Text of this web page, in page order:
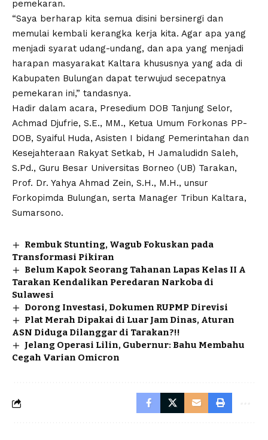
pemekaran.
“Saya berharap kita semua disini bersinergi dan
memulai kembali kerangka kerja kita. Agar apa yang
menjadi syarat udang-undang, dan apa yang menjadi
harapan masyarakat Kaltara khususnya yang ada di
Kabupaten Bulungan dapat terwujud secepatnya
pemekaran ini,” tandasnya.
Hadir dalam acara, Presedium DOB Tanjung Selor,
Achmad Djufrie, S.E., MM., Ketua Umum Forkonas PP-
DOB, Syaiful Huda, Asisten I bidang Pemerintahan dan
Kesejahteraan Rakyat Setkab, H Jamaludidn Saleh,
S.Pd., Guru Besar Universitas Borneo (UB) Tarakan,
Prof. Dr. Yahya Ahmad Zein, S.H., M.H., unsur
Forkopimda Bulungan, serta Manager Tribun Kaltara,
Sumarsono.
Rembuk Stunting, Wagub Fokuskan pada
Transformasi Pikiran
Belum Kapok Seorang Tahanan Lapas Kelas II A
Tarakan Kendalikan Peredaran Narkoba di
Sulawesi
Dorong Investasi, Dokumen RUPMP Direvisi
Plat Merah Dipakai di Luar Jam Dinas, Aturan
ASN Diduga Dilanggar di Tarakan?!!
Jelang Operasi Lilin, Gubernur: Bahu Membahu
Cegah Varian Omicron